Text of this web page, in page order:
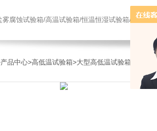
雾腐蚀试验箱/高温试验箱/恒温恒湿试验箱/紫外光
产品中心>高低温试验箱>大型高低温试验箱 >武汉